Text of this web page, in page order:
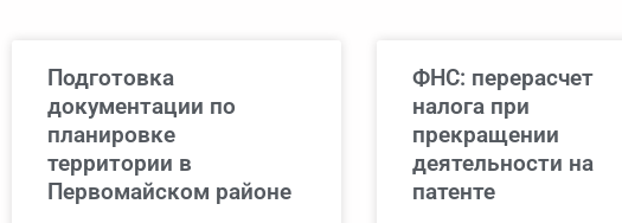
Подготовка
документации по
планировке
территории в
Первомайском районе
ФНС: перерасчет
налога при
прекращении
деятельности на
патенте